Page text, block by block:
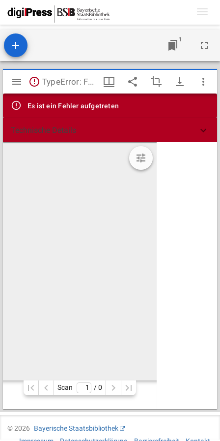
1
Mirador
Viewer
TypeError: Failed to fetch
Es ist ein Fehler aufgetreten
Technische Details
Scan / 0
©2026
Bayerische Staatsbibliothek